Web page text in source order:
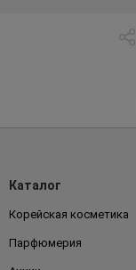
Каталог
Корейская косметика
Парфюмерия